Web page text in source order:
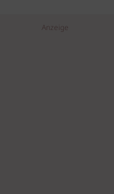
Anzeige